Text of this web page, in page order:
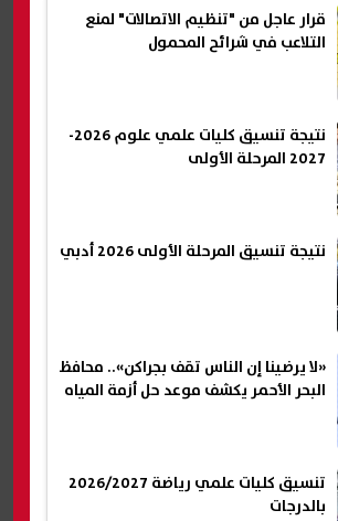
قرار عاجل من "تنظيم الاتصالات" لمنع
التلاعب في شرائح المحمول
نتيجة تنسيق كليات علمي علوم 2026-
2027 المرحلة الأولى
نتيجة تنسيق المرحلة الأولى 2026 أدبي
«لا يرضينا إن الناس تقف بجراكن».. محافظ
البحر الأحمر يكشف موعد حل أزمة المياه
تنسيق كليات علمي رياضة 2026/2027
بالدرجات